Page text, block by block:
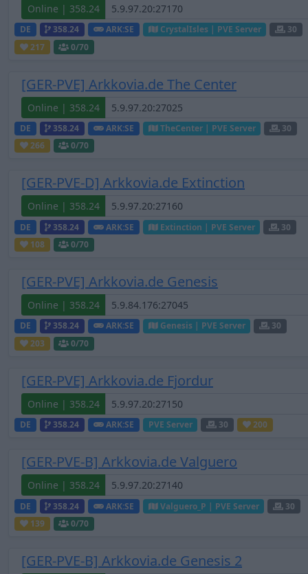
Online | 358.24
DE 358.24 ARK:SE CrystalIsles | PVE Server
30
217
0/70
[GER-PVE] Arkkovia.de The Center
Online | 358.24
DE 358.24 ARK:SE TheCenter | PVE Server
30
266
0/70
[GER-PVE-D] Arkkovia.de Extinction
Online | 358.24
DE 358.24 ARK:SE Extinction | PVE Server
30
108
0/70
[GER-PVE] Arkkovia.de Genesis
Online | 358.24
DE 358.24 ARK:SE Genesis | PVE Server
30
203
0/70
[GER-PVE] Arkkovia.de Fjordur
Online | 358.24
DE 358.24 ARK:SE PVE Server 30 200
[GER-PVE-B] Arkkovia.de Valguero
Online | 358.24
DE 358.24 ARK:SE Valguero_P | PVE Server
30
139
0/70
[GER-PVE-B] Arkkovia.de Genesis 2